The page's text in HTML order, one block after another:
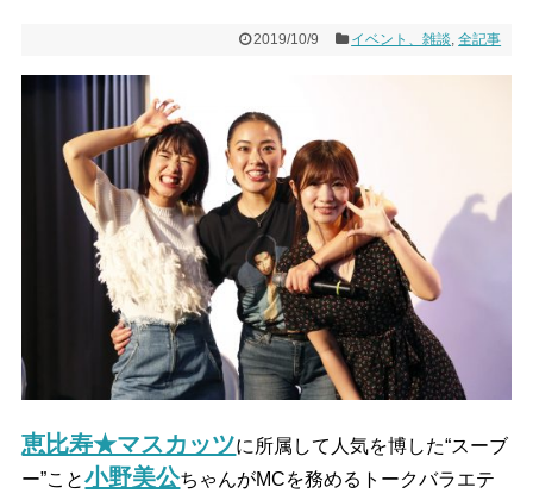
2019/10/9 イベント、雑談 ,全記事
恵比寿★マスカッツに所属して人気を博した“スーブ
ー”こと小野美公ちゃんがMCを務めるトークバラエテ